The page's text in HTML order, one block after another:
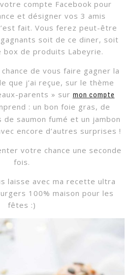
compte Facebook pour
et désigner vos 3 amis
fait. Vous ferez peut-être
soit de ce diner, soit
box de produits Labeyrie.
de vous faire gagner la
que j’ai reçue, sur le thème
parents » sur mon compte
: un bon foie gras, de
de saumon fumé et un jambon
encore d’autres surprises !
votre chance une seconde
fois.
laisse avec ma recette ultra
100% maison pour les
fêtes :)